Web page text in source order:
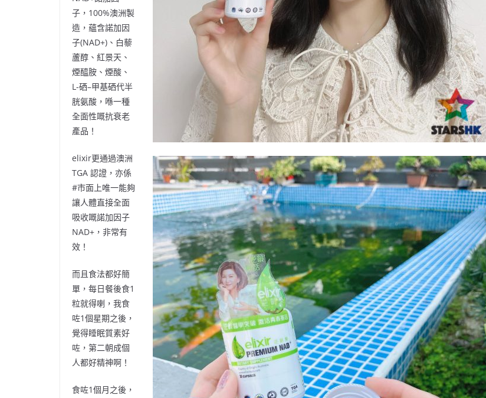
子， 100%澳洲製
造，蘊含諾加因
子(NAD+) 、白藜
蘆醇、紅景天、
煙醯胺、煙酸、
L-硒–甲基硒代半
胱氨酸，喺一種
全面性嘅抗衰老
產品！
elixir更通過澳洲
TGA 認證，亦係
#市面上唯一能夠
讓人體直接全面
吸收嘅諾加因子
NAD+ ，非常有
效！
而且食法都好簡
單，每日餐後食1
粒就得喇，我食
咗1個星期之後，
覺得睡眠質素好
咗，第二朝成個
人都好精神啊！
食咗1個月之後，